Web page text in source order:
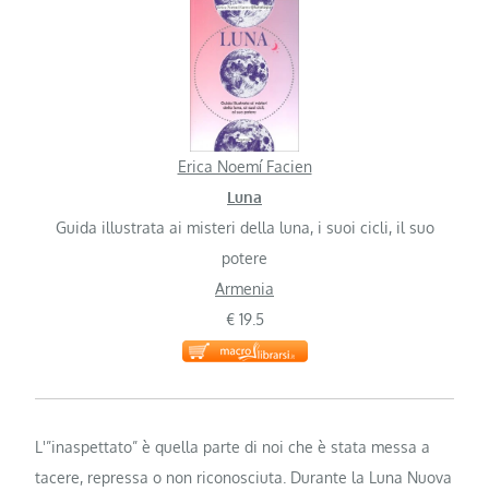
Erica Noemí Facien
Luna
Guida illustrata ai misteri della luna, i suoi cicli, il suo
potere
Armenia
€ 19.5
L'”inaspettato” è quella parte di noi che è stata messa a
tacere, repressa o non riconosciuta. Durante la Luna Nuova